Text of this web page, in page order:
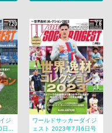
ジ
日...
ワールドサッカーダイジ
ェスト 2023年7月6日号